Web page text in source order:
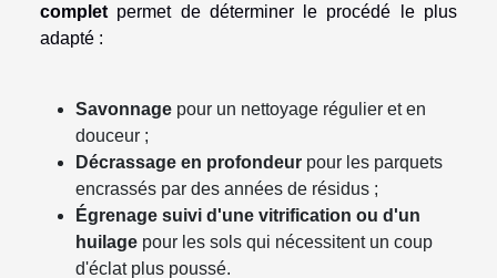
complet permet de déterminer le procédé le plus
adapté :
Savonnage pour un nettoyage régulier et en
douceur ;
Décrassage en profondeur pour les parquets
encrassés par des années de résidus ;
Égrenage suivi d'une vitrification ou d'un
huilage pour les sols qui nécessitent un coup
d'éclat plus poussé.